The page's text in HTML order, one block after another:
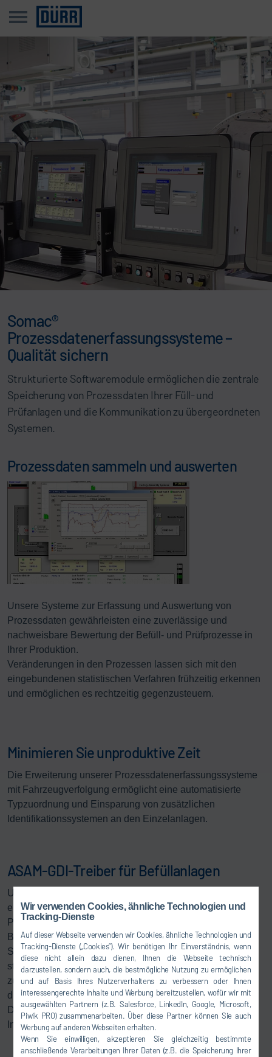
Wir verwenden Cookies, ähnliche Technologien und
Tracking-Dienste
Auf dieser Webseite verwenden wir Cookies, ähnliche Technologien und
Tracking-Dienste („Cookies“). Wir benötigen Ihr Einverständnis, wenn
diese nicht allein dazu dienen, Ihnen die Webseite technisch
darzustellen, sondern auch, die bestmögliche Nutzung zu ermöglichen
und auf Basis Ihres Nutzerverhaltens zu verbessern oder Ihnen
interessengerechte Inhalte und Werbung bereitzustellen, wofür wir mit
ausgewählten Partnern (z.B. Salesforce, LinkedIn, Google, Microsoft,
Piwik PRO) zusammenarbeiten. Über diese Partner können Sie auch
Werbung auf anderen Webseiten erhalten.
Wenn Sie einwilligen, akzeptieren Sie gleichzeitig bestimmte
anschließende Verarbeitungen Ihrer Daten (z.B. die Speicherung Ihrer
Somac®
Prozessdatenerfassungssysteme –
Qualität sichern
Strukturierte Softwaremodule ermöglichen die zentrale
Speicherung von Prozessdaten Ihrer Füll- und
Prüfanlagen und die Kommunikation zu übergeordneten
Systemen.
Prozessdaten sammeln und auswerten
Unsere Systeme zur Erfassung und Auswertung von
Prozessdaten gewährleisten eine zuverlässige und
nachweisbare Bewertung der Befüll- und Prüfprozesse in
Ihrer Produktion.
Veränderungen in den Prozessen lassen sich mit den
eingebundenen statistischen Verfahren frühzeitig erkennen
und ermöglichen es rechtzeitig gegenzusteuern.
Minimieren Sie unproduktive Zeit
Die Erweiterung unserer Prozessdatenerfassungssysteme
mit Fahrzeugverfolgung ermöglicht eine automatisierte
Typzuordnung und Einsparung von zusätzlichen
Identifikationssystemen an den Einzelanlagen.
ASAM-GDI-Treiber für Befüllanlagen
Unsere ASAM-GDI-Treiber für Befüllanlagen bieten Ihnen
eine standardisierte Schnittstelle für die Kopplung von
Prüftechnik an Befüllanlagen.
Befüllprozesse und die damit verbundene
Steuergerätekommunikation werden transparent und
standardisiert. Während der Befüllprozesse können Sie
zusätzliche Operationen an Fahrzeugsteuergeräten
durchführen.
Die Nutzung einheitlicher Prüftechnik reduziert den
Instandhaltungsaufwand.